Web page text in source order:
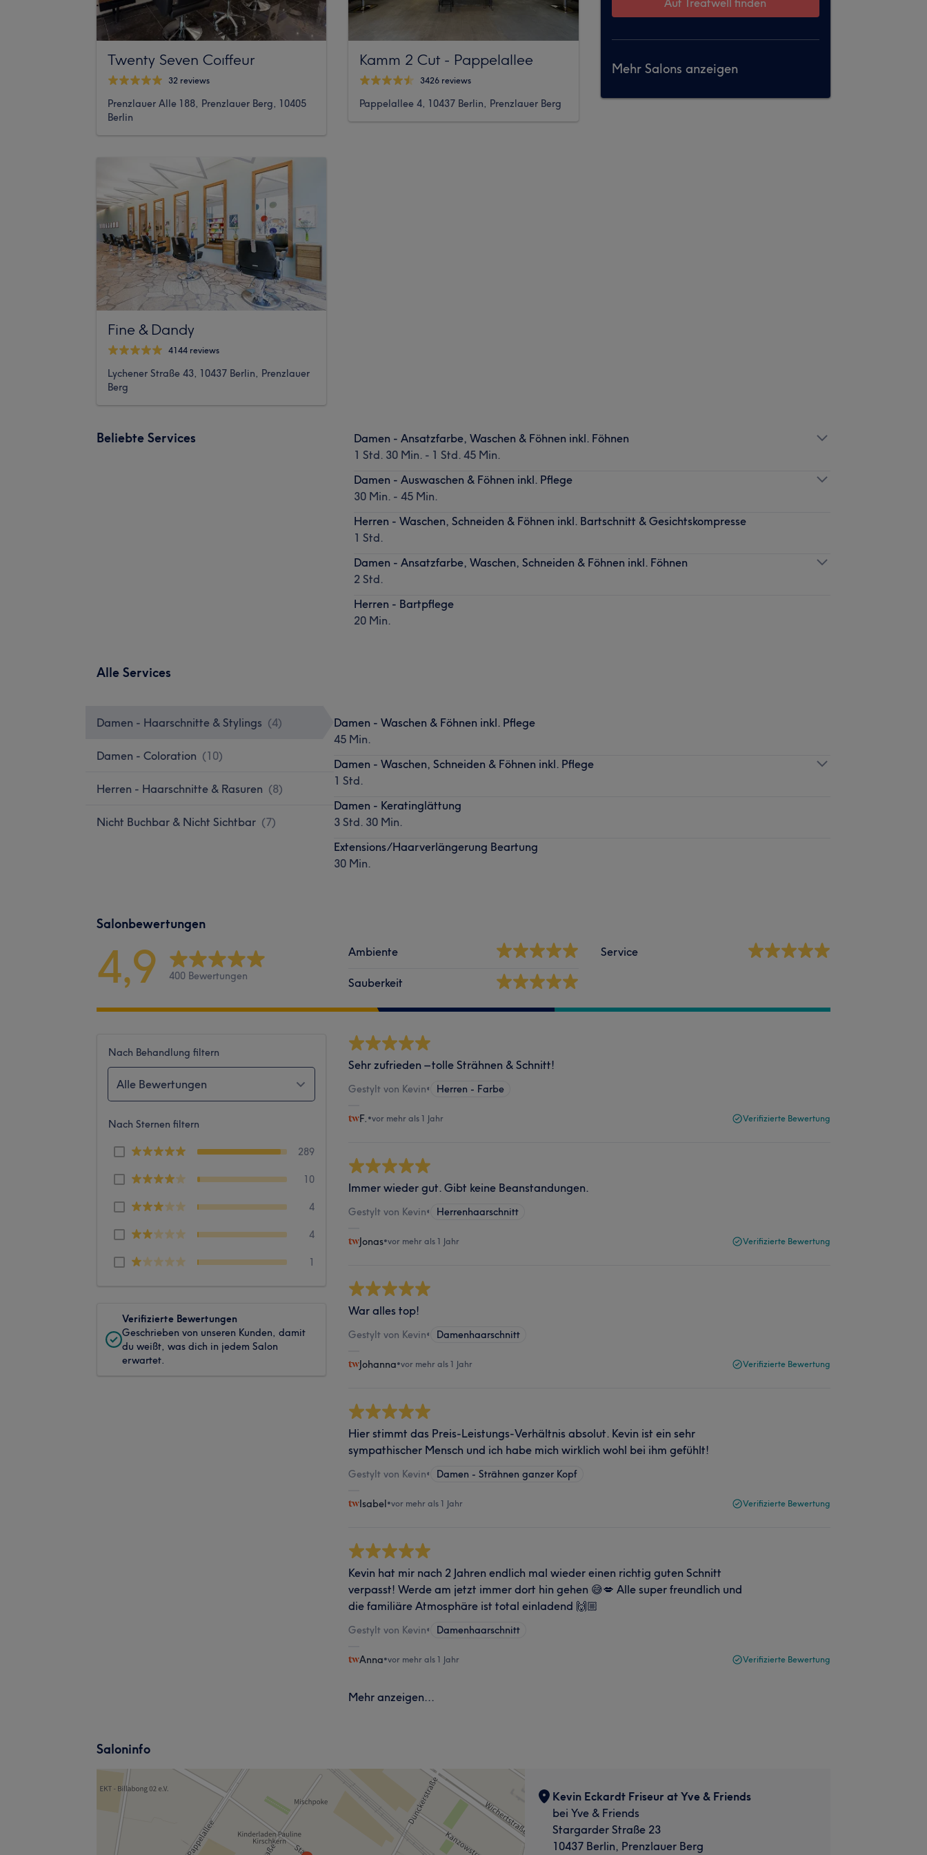
Twenty Seven Coıffeur
32 reviews
Prenzlauer Alle 188, Prenzlauer Berg, 10405
Berlin
Fine & Dandy
4144 reviews
Lychener Straße 43, 10437 Berlin, Prenzlauer
Berg
Kamm 2 Cut - Pappelallee
3426 reviews
Pappelallee 4, 10437 Berlin, Prenzlauer Berg
Mehr Salons anzeigen
Beliebte Services
Damen - Ansatzfarbe, Waschen & Föhnen inkl. Föhnen
1 Std. 30 Min. - 1 Std. 45 Min.
Damen - Auswaschen & Föhnen inkl. Pflege
30 Min. - 45 Min.
Herren - Waschen, Schneiden & Föhnen inkl. Bartschnitt & Gesichtskompresse
1 Std.
Damen - Ansatzfarbe, Waschen, Schneiden & Föhnen inkl. Föhnen
2 Std.
Herren - Bartpflege
20 Min.
Alle Services
Damen - Haarschnitte & Stylings (4)
Damen - Coloration (10)
Herren - Haarschnitte & Rasuren (8)
Nicht Buchbar & Nicht Sichtbar (7)
Damen - Waschen & Föhnen inkl. Pflege
45 Min.
Damen - Waschen, Schneiden & Föhnen inkl. Pflege
1 Std.
Damen - Keratinglättung
3 Std. 30 Min.
Extensions/Haarverlängerung Beartung
30 Min.
Salonbewertungen
4,9 400 Bewertungen
Ambiente
Sauberkeit
Service
Nach Behandlung filtern
Alle Bewertungen
Nach Sternen filtern
289
10
4
4
1
Verifizierte Bewertungen
Geschrieben von unseren Kunden, damit
du weißt, was dich in jedem Salon
erwartet.
Sehr zufrieden – tolle Strähnen & Schnitt!
Gestylt von Kevin• Herren - Farbe
F. •vor mehr als 1 Jahr Verifizierte Bewertung
Immer wieder gut. Gibt keine Beanstandungen.
Gestylt von Kevin• Herrenhaarschnitt
Jonas•vor mehr als 1 Jahr Verifizierte Bewertung
War alles top!
Gestylt von Kevin• Damenhaarschnitt
Johanna•vor mehr als 1 Jahr Verifizierte Bewertung
Hier stimmt das Preis-Leistungs-Verhältnis absolut. Kevin ist ein sehr
sympathischer Mensch und ich habe mich wirklich wohl bei ihm gefühlt!
Gestylt von Kevin• Damen - Strähnen ganzer Kopf
Isabel•vor mehr als 1 Jahr Verifizierte Bewertung
Kevin hat mir nach 2 Jahren endlich mal wieder einen richtig guten Schnitt
verpasst! Werde am jetzt immer dort hin gehen 😅💋 Alle super freundlich und
die familiäre Atmosphäre ist total einladend 🙌🏼
Gestylt von Kevin• Damenhaarschnitt
Anna•vor mehr als 1 Jahr Verifizierte Bewertung
Mehr anzeigen...
Saloninfo
Kevin Eckardt Friseur at Yve & Friends
bei Yve & Friends
Stargarder Straße 23
10437 Berlin, Prenzlauer Berg